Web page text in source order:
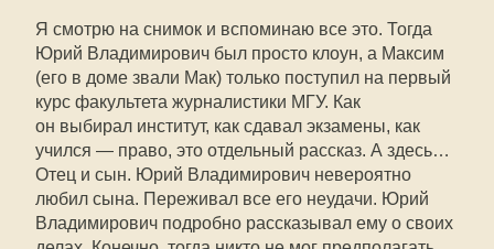
Я смотрю на снимок и вспоминаю все это. Тогда
Юрий Владимирович был просто клоун, а Максим
(его в доме звали Мак) только поступил на первый
курс факультета журналистики МГУ. Как
он выбирал институт, как сдавал экзамены, как
учился — право, это отдельный рассказ. А здесь…
Отец и сын. Юрий Владимирович невероятно
любил сына. Переживал все его неудачи. Юрий
Владимирович подробно рассказывал ему о своих